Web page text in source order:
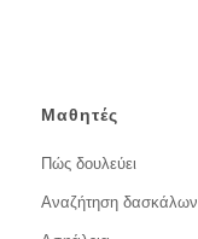
Μαθητές
Πώς δουλεύει
Αναζήτηση δασκάλων